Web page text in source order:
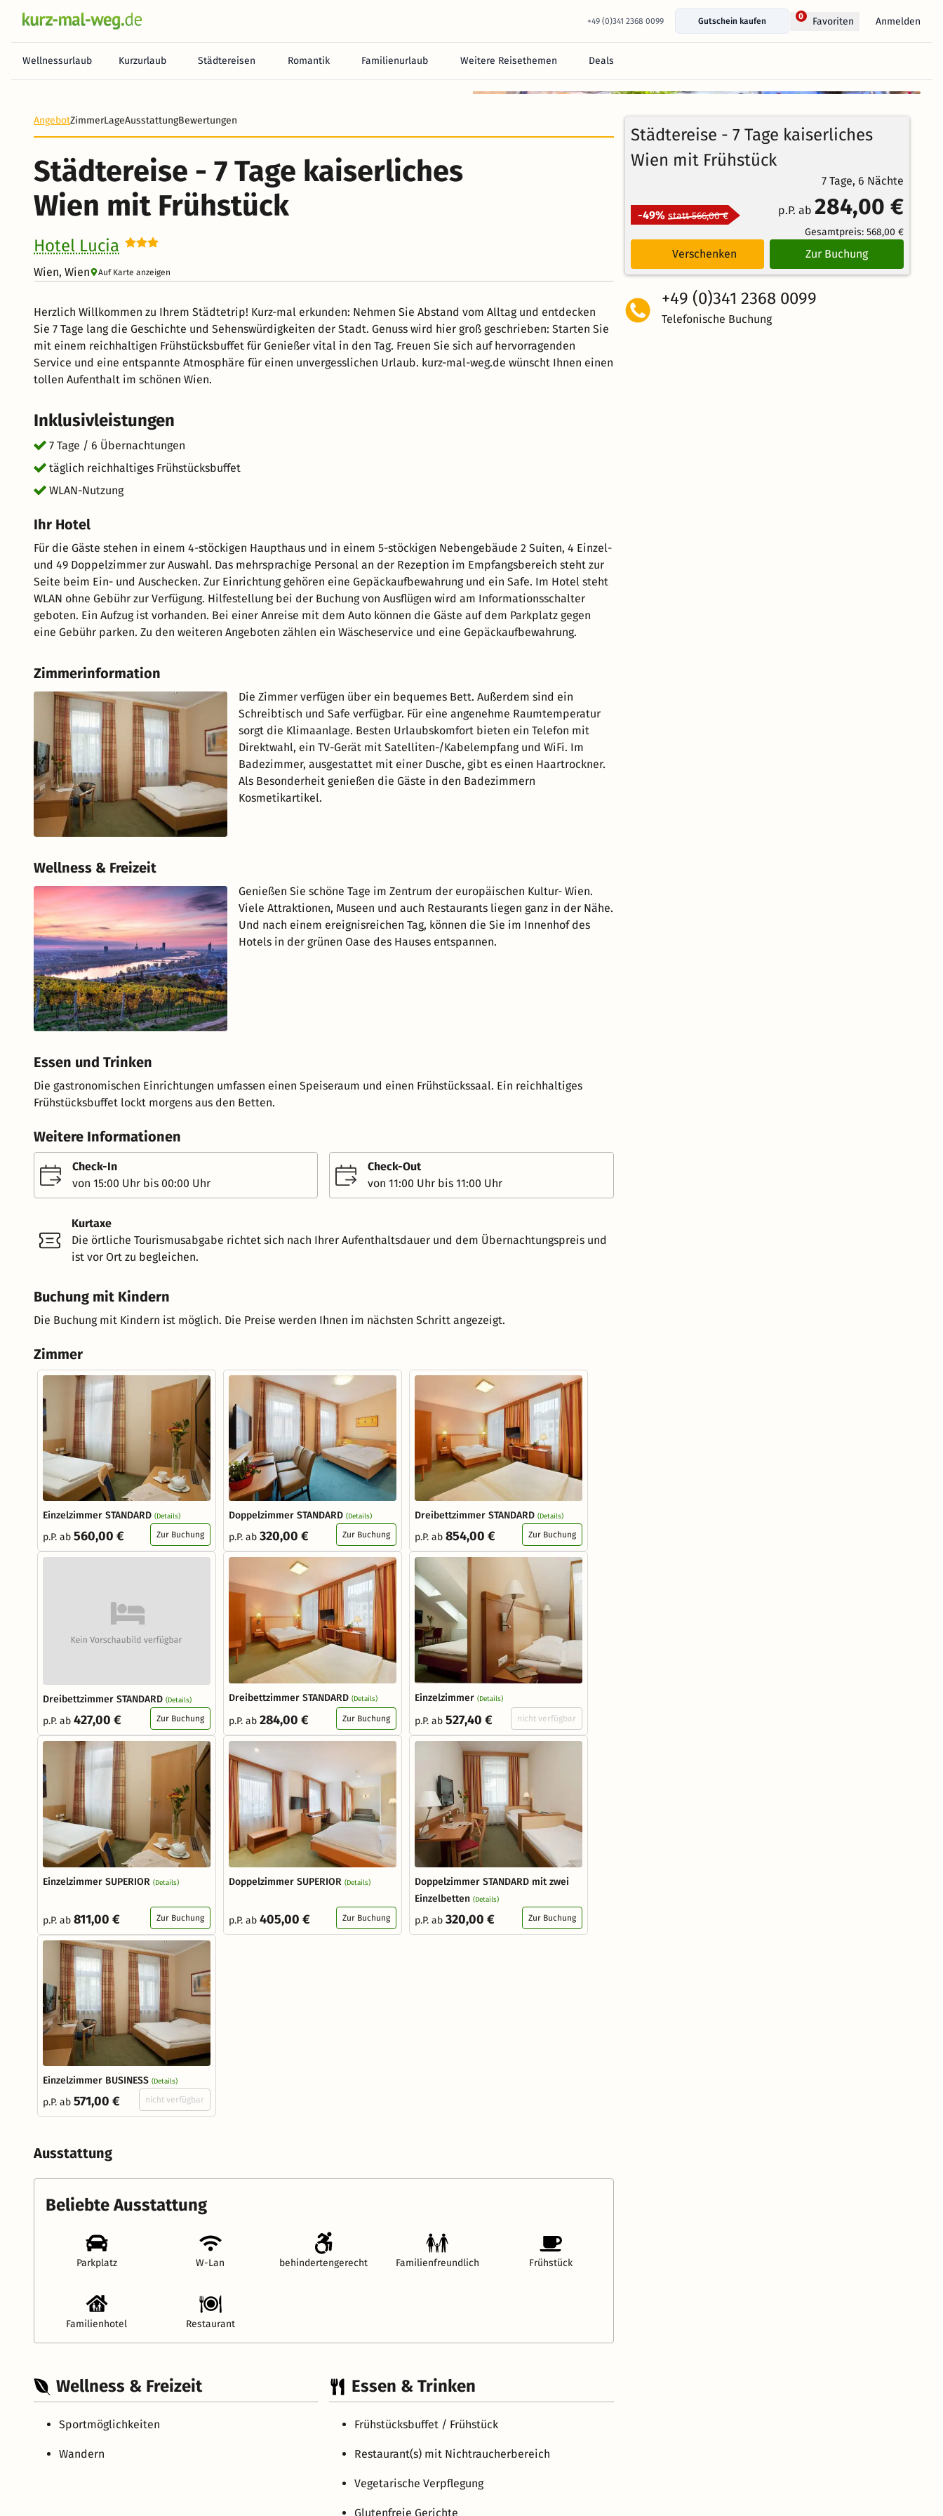
+49 (0)341 2368 0099 Gutschein kaufen
0 Favoriten Anmelden
Wellnessurlaub Kurzurlaub Städtereisen Romantik Familienurlaub Weitere Reisethemen Deals
96%
Weiterempfehlung
Bewertungen
4.4
AngebotZimmerLageAusstattungBewertungen
Städtereise - 7 Tage kaiserliches
Wien mit Frühstück
Hotel Lucia
Wien, Wien Auf Karte anzeigen
Herzlich Willkommen zu Ihrem Städtetrip! Kurz-mal erkunden: Nehmen Sie Abstand vom Alltag und entdecken
Sie 7 Tage lang die Geschichte und Sehenswürdigkeiten der Stadt. Genuss wird hier groß geschrieben: Starten Sie
mit einem reichhaltigen Frühstücksbuffet für Genießer vital in den Tag. Freuen Sie sich auf hervorragenden
Service und eine entspannte Atmosphäre für einen unvergesslichen Urlaub. kurz-mal-weg.de wünscht Ihnen einen
tollen Aufenthalt im schönen Wien.
Inklusivleistungen
7 Tage / 6 Übernachtungen
täglich reichhaltiges Frühstücksbuffet
WLAN-Nutzung
Ihr Hotel
Für die Gäste stehen in einem 4-stöckigen Haupthaus und in einem 5-stöckigen Nebengebäude 2 Suiten, 4 Einzel-
und 49 Doppelzimmer zur Auswahl. Das mehrsprachige Personal an der Rezeption im Empfangsbereich steht zur
Seite beim Ein- und Auschecken. Zur Einrichtung gehören eine Gepäckaufbewahrung und ein Safe. Im Hotel steht
WLAN ohne Gebühr zur Verfügung. Hilfestellung bei der Buchung von Ausflügen wird am Informationsschalter
geboten. Ein Aufzug ist vorhanden. Bei einer Anreise mit dem Auto können die Gäste auf dem Parkplatz gegen
eine Gebühr parken. Zu den weiteren Angeboten zählen ein Wäscheservice und eine Gepäckaufbewahrung.
Zimmerinformation
Die Zimmer verfügen über ein bequemes Bett. Außerdem sind ein
Schreibtisch und Safe verfügbar. Für eine angenehme Raumtemperatur
sorgt die Klimaanlage. Besten Urlaubskomfort bieten ein Telefon mit
Direktwahl, ein TV-Gerät mit Satelliten-/Kabelempfang und WiFi. Im
Badezimmer, ausgestattet mit einer Dusche, gibt es einen Haartrockner.
Als Besonderheit genießen die Gäste in den Badezimmern
Kosmetikartikel.
Wellness & Freizeit
Genießen Sie schöne Tage im Zentrum der europäischen Kultur- Wien.
Viele Attraktionen, Museen und auch Restaurants liegen ganz in der Nähe.
Und nach einem ereignisreichen Tag, können die Sie im Innenhof des
Hotels in der grünen Oase des Hauses entspannen.
Essen und Trinken
Die gastronomischen Einrichtungen umfassen einen Speiseraum und einen Frühstückssaal. Ein reichhaltiges
Frühstücksbuffet lockt morgens aus den Betten.
Weitere Informationen
Check-In
von 15:00 Uhr bis 00:00 Uhr
Check-Out
von 11:00 Uhr bis 11:00 Uhr
Kurtaxe
Die örtliche Tourismusabgabe richtet sich nach Ihrer Aufenthaltsdauer und dem Übernachtungspreis und
ist vor Ort zu begleichen.
Buchung mit Kindern
Die Buchung mit Kindern ist möglich. Die Preise werden Ihnen im nächsten Schritt angezeigt.
Zimmer
Einzelzimmer STANDARD (Details)
p.P. ab 560,00 € Zur Buchung
Doppelzimmer STANDARD (Details)
p.P. ab 320,00 € Zur Buchung
Dreibettzimmer STANDARD (Details)
p.P. ab 854,00 € Zur Buchung
Dreibettzimmer STANDARD (Details)
p.P. ab 427,00 € Zur Buchung
Dreibettzimmer STANDARD (Details)
p.P. ab 284,00 € Zur Buchung
Einzelzimmer (Details)
p.P. ab 527,40 € nicht verfügbar
Einzelzimmer SUPERIOR (Details)
p.P. ab 811,00 € Zur Buchung
Doppelzimmer SUPERIOR (Details)
p.P. ab 405,00 € Zur Buchung
Doppelzimmer STANDARD mit zwei
Einzelbetten (Details)
p.P. ab 320,00 € Zur Buchung
Einzelzimmer BUSINESS (Details)
p.P. ab 571,00 € nicht verfügbar
Ausstattung
Beliebte Ausstattung
Parkplatz W-Lan behindertengerecht Familienfreundlich Frühstück
Familienhotel Restaurant
Wellness & Freizeit
Sportmöglichkeiten
Wandern
Essen & Trinken
Frühstücksbuffet / Frühstück
Restaurant(s) mit Nichtraucherbereich
Vegetarische Verpflegung
Glutenfreie Gerichte
Städtereise - 7 Tage kaiserliches
Wien mit Frühstück
7 Tage, 6 Nächte
-49% statt 566,00 € p.P. ab 284,00 €
Gesamtpreis: 568,00 €
Verschenken Zur Buchung
+49 (0)341 2368 0099
Telefonische Buchung